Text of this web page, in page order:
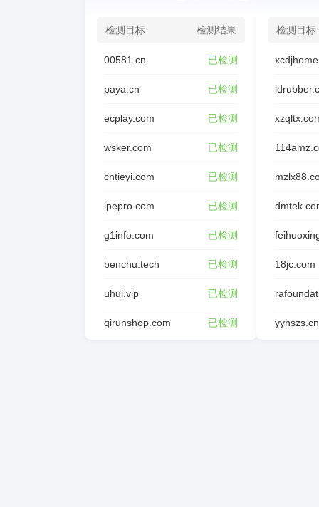
检测目标 检测结果
00581.cn 已检测
paya.cn 已检测
ecplay.com 已检测
wsker.com 已检测
cntieyi.com 已检测
ipepro.com 已检测
g1info.com 已检测
benchu.tech 已检测
uhui.vip 已检测
qirunshop.com 已检测
检测目标
18jc.com
yyhszs.cn